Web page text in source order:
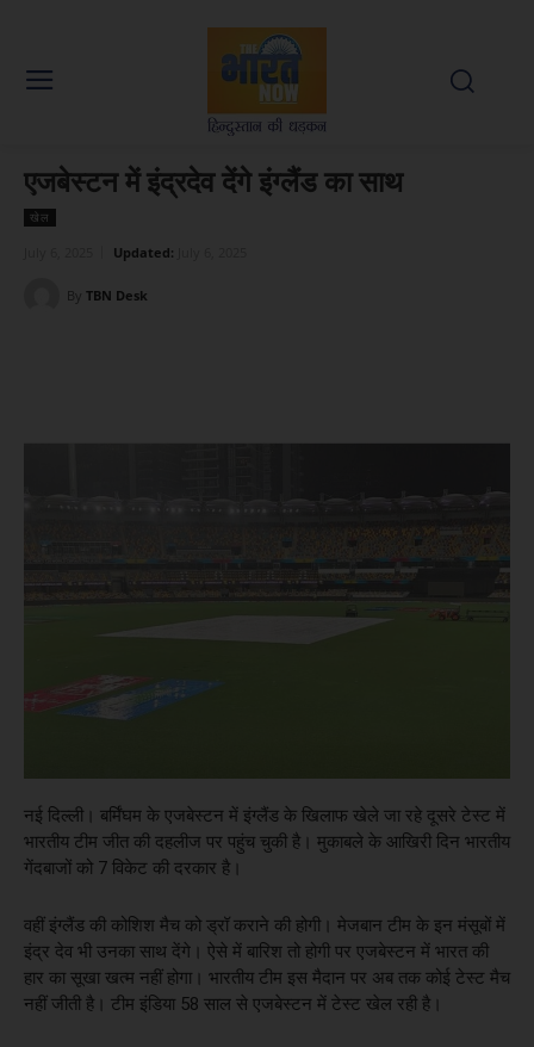
एजबेस्टन में इंद्रदेव देंगे इंग्लैंड का साथ
खेल
Updated:
By TBN Desk
नई दिल्‍ली। बर्मिंघम के एजबेस्‍टन में इंग्‍लैंड के खिलाफ खेले जा रहे दूसरे टेस्‍ट में
भारतीय टीम जीत की दहलीज पर पहुंच चुकी है। मुकाबले के आखिरी दिन भारतीय
गेंदबाजों को 7 विकेट की दरकार है।
वहीं इंग्‍लैंड की कोशिश मैच को ड्रॉ कराने की होगी। मेजबान टीम के इन मंसूबों में
इंद्र देव भी उनका साथ देंगे। ऐसे में बारिश तो होगी पर एजबेस्‍टन में भारत की
हार का सूखा खत्‍म नहीं होगा। भारतीय टीम इस मैदान पर अब तक कोई टेस्‍ट मैच
नहीं जीती है। टीम इंडिया 58 साल से एजबेस्‍टन में टेस्‍ट खेल रही है।